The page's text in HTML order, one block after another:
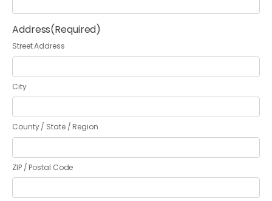
Address(Required)
Street Address
City
County / State / Region
ZIP / Postal Code